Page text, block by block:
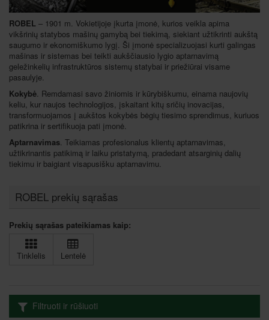
ROBEL – 1901 m. Vokietijoje įkurta įmonė, kurios veikla apima
vikšrinių statybos mašinų gamybą bei tiekimą, siekiant užtikrinti aukštą
saugumo ir ekonomiškumo lygį. Ši įmonė specializuojasi kurti galingas
mašinas ir sistemas bei teikti aukščiausio lygio aptarnavimą
geležinkelių infrastruktūros sistemų statybai ir priežiūrai visame
pasaulyje.
Kokybė. Remdamasi savo žiniomis ir kūrybiškumu, einama naujovių
keliu, kur naujos technologijos, įskaitant kitų sričių inovacijas,
transformuojamos į aukštos kokybės bėgių tiesimo sprendimus, kuriuos
patikrina ir sertifikuoja pati įmonė.
Aptarnavimas. Teikiamas profesionalus klientų aptarnavimas,
užtikrinantis patikimą ir laiku pristatymą, pradedant atsarginių dalių
tiekimu ir baigiant visapusišku aptarnavimu.
ROBEL prekių sąrašas
Prekių sąrašas pateikiamas kaip:
Tinklelis Lentelė
Filtruoti ir rūšiuoti